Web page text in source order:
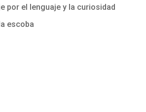
por el lenguaje y la curiosidad
escoba